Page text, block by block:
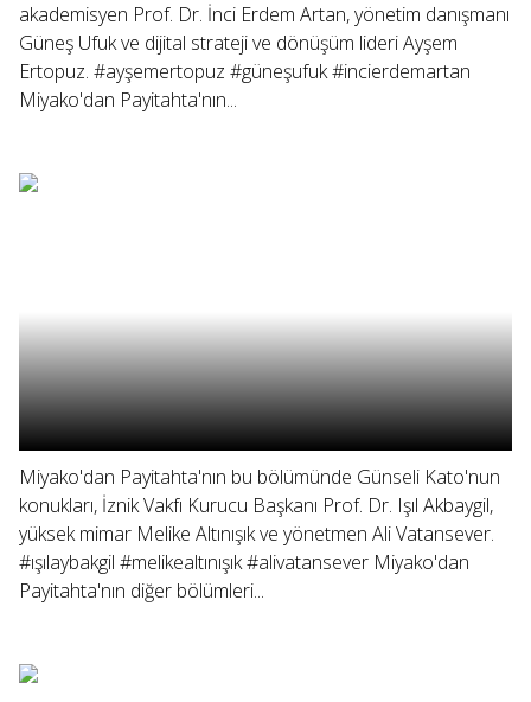
akademisyen Prof. Dr. İnci Erdem Artan, yönetim danışmanı
Güneş Ufuk ve dijital strateji ve dönüşüm lideri Ayşem
Ertopuz. #ayşemertopuz #güneşufuk #incierdemartan
Miyako'dan Payitahta'nın...
Miyako'dan Payitahta'nın bu bölümünde Günseli Kato'nun
konukları, İznik Vakfı Kurucu Başkanı Prof. Dr. Işıl Akbaygil,
yüksek mimar Melike Altınışık ve yönetmen Ali Vatansever.
#ışılaybakgil #melikealtınışık #alivatansever Miyako'dan
Payitahta'nın diğer bölümleri...